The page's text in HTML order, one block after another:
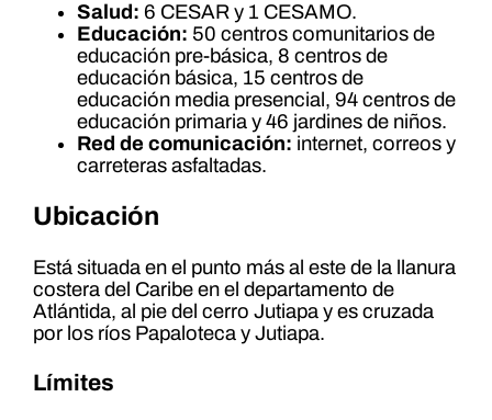
Salud: 6 CESAR y 1 CESAMO.
Educación: 50 centros comunitarios de
educación pre-básica, 8 centros de
educación básica, 15 centros de
educación media presencial, 94 centros de
educación primaria y 46 jardines de niños.
Red de comunicación: internet, correos y
carreteras asfaltadas.
Ubicación
Está situada en el punto más al este de la llanura
costera del Caribe en el departamento de
Atlántida, al pie del cerro Jutiapa y es cruzada
por los ríos Papaloteca y Jutiapa.
Límites